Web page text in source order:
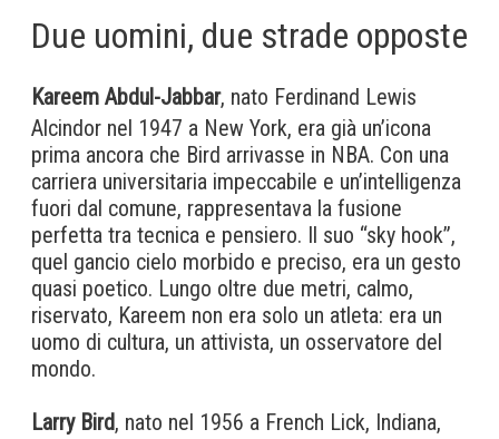
Due uomini, due strade opposte
Kareem Abdul-Jabbar, nato Ferdinand Lewis
Alcindor nel 1947 a New York, era già un’icona
prima ancora che Bird arrivasse in NBA. Con una
carriera universitaria impeccabile e un’intelligenza
fuori dal comune, rappresentava la fusione
perfetta tra tecnica e pensiero. Il suo “sky hook”,
quel gancio cielo morbido e preciso, era un gesto
quasi poetico. Lungo oltre due metri, calmo,
riservato, Kareem non era solo un atleta: era un
uomo di cultura, un attivista, un osservatore del
mondo.
Larry Bird, nato nel 1956 a French Lick, Indiana,